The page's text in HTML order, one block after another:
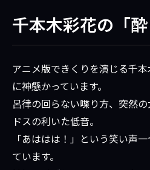
千本木彩花の「酔
アニメ版できくりを演じる千
に神懸かっています。
呂律の回らない喋り方、突然
ドスの利いた低音。
「あははは！」という笑い声
ています。